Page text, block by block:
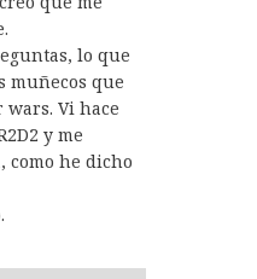
lo que
muñecos que
Vi hace
y me
como he dicho